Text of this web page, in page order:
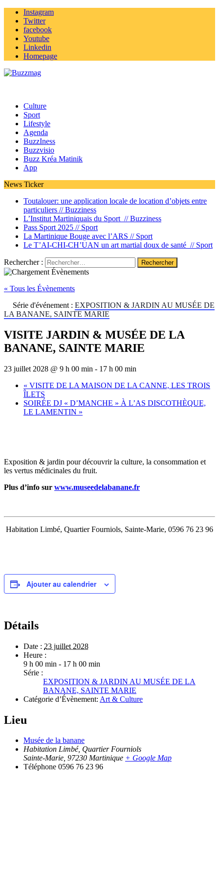
Instagram
Twitter
facebook
Youtube
Linkedin
Homepage
Culture
Sport
Lifestyle
Agenda
BuzzIness
Buzzvisio
Buzz Kréa Matinik
App
News Ticker
Toutalouer: une application locale de location d’objets entre
particuliers //Buzziness
L’Institut Martiniquais du Sport //Buzziness
Pass Sport 2025 // Sport
La Martinique Bouge avec l’ARS // Sport
Le T’AI-CHI-CH’UAN un art martial doux de santé // Sport
Rechercher :
« Tous les Évènements
Série d'événement : EXPOSITION & JARDIN AU MUSÉE DE
LA BANANE, SAINTE MARIE
VISITE JARDIN & MUSÉE DE LA
BANANE, SAINTE MARIE
23 juillet 2028 @ 9 h 00 min - 17 h 00 min
« VISITE DE LA MAISON DE LA CANNE, LES TROIS
ÎLETS
SOIRÉE DJ « D’MANCHE » À L’AS DISCOTHÈQUE,
LE LAMENTIN »
Exposition & jardin pour découvrir la culture, la consommation et
les vertus médicinales du fruit.
Plus d’info sur www.museedelabanane.fr
Habitation Limbé, Quartier Fourniols, Sainte-Marie, 0596 76 23 96
Ajouter au calendrier
Détails
Date : 23 juillet 2028
Heure :
9 h 00 min - 17 h 00 min
Série :
EXPOSITION & JARDIN AU MUSÉE DE LA
BANANE, SAINTE MARIE
Catégorie d’Évènement: Art & Culture
Lieu
Musée de la banane
Habitation Limbé, Quartier Fourniols
Sainte-Marie, 97230 Martinique + Google Map
Téléphone 0596 76 23 96